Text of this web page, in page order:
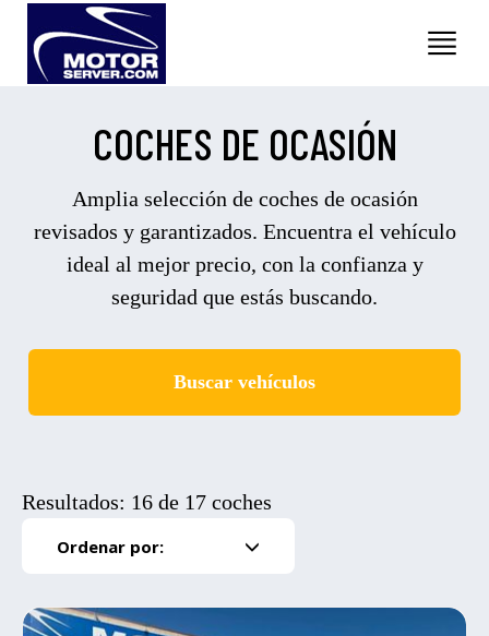
COCHES DE OCASIÓN
Amplia selección de coches de ocasión
revisados y garantizados. Encuentra el vehículo
ideal al mejor precio, con la confianza y
seguridad que estás buscando.
Buscar vehículos
Resultados: 16 de 17 coches
Ordenar por: